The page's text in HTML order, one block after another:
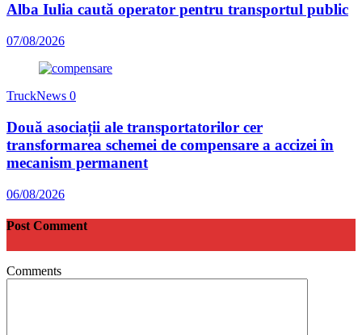
Alba Iulia caută operator pentru transportul public
07/08/2026
TruckNews 0
Două asociații ale transportatorilor cer
transformarea schemei de compensare a accizei în
mecanism permanent
06/08/2026
Post Comment
Comments